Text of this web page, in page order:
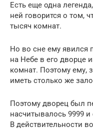
Есть еще одна
ней говорится о том,
тысяч комнат.
Но во сне ему явился
на Небе в его дворце
комнат. Поэтому ему,
иметь столько же
Поэтому дворец был
насчитывалось 9999
В действительности